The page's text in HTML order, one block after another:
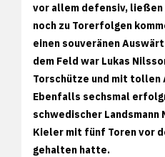
vor allem defensiv, ließen
noch zu Torerfolgen
einen souveränen
dem Feld war Lukas
Torschütze und mit tollen
Ebenfalls sechsmal
schwedischer Landsmann
Kieler mit fünf Toren vor
gehalten hatte.